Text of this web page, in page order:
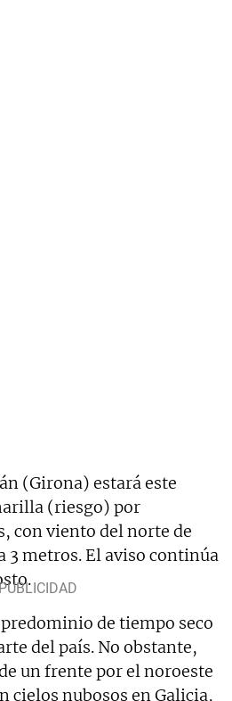
(Girona) estará este
(riesgo) por
con viento del norte de
3 metros. El aviso continúa
predominio de tiempo seco
del país. No obstante,
un frente por el noroeste
cielos nubosos en Galicia,